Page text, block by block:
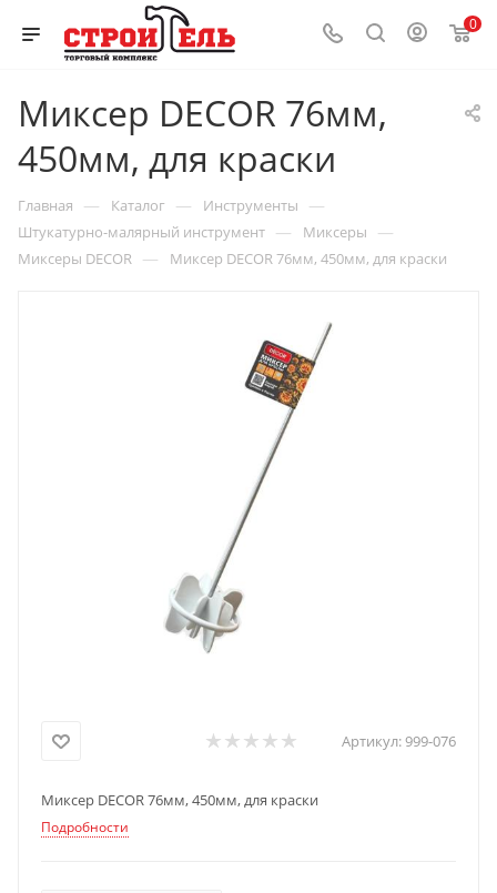
0
Миксер DECOR 76мм,
450мм, для краски
Главная — Каталог — Инструменты —
Штукатурно-малярный инструмент — Миксеры —
Миксеры DECOR — Миксер DECOR 76мм, 450мм, для краски
Артикул:999-076
Миксер DECOR 76мм, 450мм, для краски
Подробности